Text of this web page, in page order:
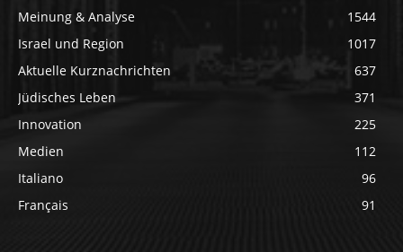
Meinung & Analyse
1544
Israel und Region
1017
Aktuelle Kurznachrichten
637
Jüdisches Leben
371
Innovation
225
Medien
112
Italiano
96
Français
91